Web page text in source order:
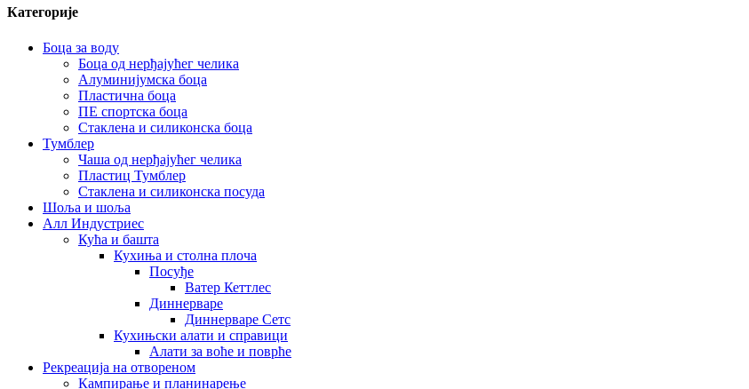
Категорије
Боца за воду
Боца од нерђајућег челика
Алуминијумска боца
Пластична боца
ПЕ спортска боца
Стаклена и силиконска боца
Тумблер
Чаша од нерђајућег челика
Пластиц Тумблер
Стаклена и силиконска посуда
Шоља и шоља
Алл Индустриес
Кућа и башта
Кухиња и столна плоча
Посуђе
Ватер Кеттлес
Диннерваре
Диннерваре Сетс
Кухињски алати и справици
Алати за воће и поврће
Рекреација на отвореном
Кампирање и планинарење